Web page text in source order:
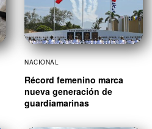
NACIONAL
Récord femenino marca
nueva generación de
guardiamarinas